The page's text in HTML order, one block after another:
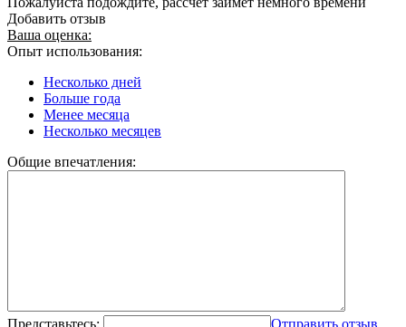
Добавить отзыв
Ваша оценка:
Опыт использования:
Несколько дней
Больше года
Менее месяца
Несколько месяцев
Общие впечатления:
Представьтесь: Отправить отзыв